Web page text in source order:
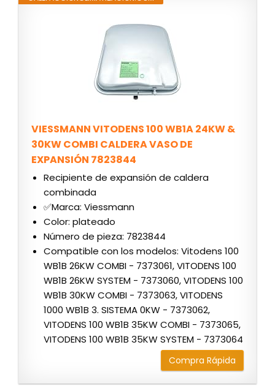
VIESSMANN VITODENS 100 WB1A 24KW &
30KW COMBI CALDERA VASO DE
EXPANSIÓN 7823844
Recipiente de expansión de caldera
combinada
✅Marca: Viessmann
Color: plateado
Número de pieza: 7823844
Compatible con los modelos: Vitodens 100
WB1B 26KW COMBI - 7373061, VITODENS 100
WB1B 26KW SYSTEM - 7373060, VITODENS 100
WB1B 30KW COMBI - 7373063, VITODENS
1000 WB1B 3. SISTEMA 0KW - 7373062,
VITODENS 100 WB1B 35KW COMBI - 7373065,
VITODENS 100 WB1B 35KW SYSTEM - 7373064
Compra Rápida